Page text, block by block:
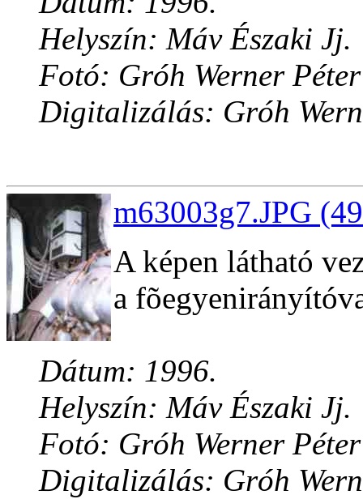
Helyszín: Máv Északi Jj.
Fotó: Gróh Werner Péter
Digitalizálás: Gróh
m63003g7.JPG
A képen látható
a
Dátum: 1996.
Helyszín: Máv Északi Jj.
Fotó: Gróh Werner Péter
Digitalizálás: Gróh